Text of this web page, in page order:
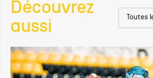
Découvrez
aussi
Toutes